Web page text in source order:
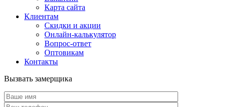
Карта сайта
Клиентам
Скидки и акции
Онлайн-калькулятор
Вопрос-ответ
Оптовикам
Контакты
Вызвать замерщика